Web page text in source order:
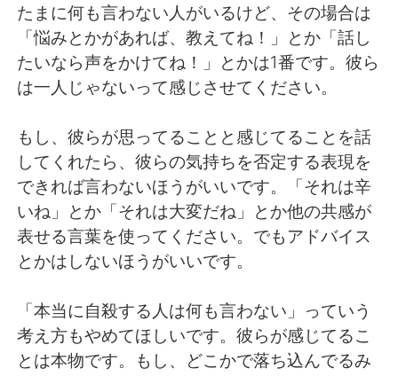
たまに何も言わない人がいるけど、その場合は
「悩みとかがあれば、教えてね！」とか「話し
たいなら声をかけてね！」とかは1番です。彼ら
は一人じゃないって感じさせてください。
もし、彼らが思ってることと感じてることを話
してくれたら、彼らの気持ちを否定する表現を
できれば言わないほうがいいです。「それは辛
いね」とか「それは大変だね」とか他の共感が
表せる言葉を使ってください。でもアドバイス
とかはしないほうがいいです。
「本当に自殺する人は何も言わない」っていう
考え方もやめてほしいです。彼らが感じてるこ
とは本物です。もし、どこかで落ち込んでるみ